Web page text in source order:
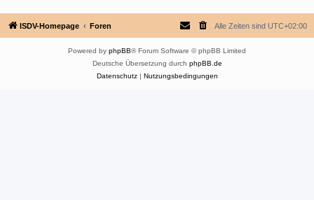
ISDV-Homepage Foren Alle Zeiten sind UTC+02:00
Powered by phpBB® Forum Software © phpBB Limited
Deutsche Übersetzung durch phpBB.de
Datenschutz| Nutzungsbedingungen